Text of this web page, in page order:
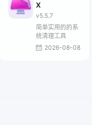
X
v5.5.7
简单实用的的系
统清理工具
2026-08-08